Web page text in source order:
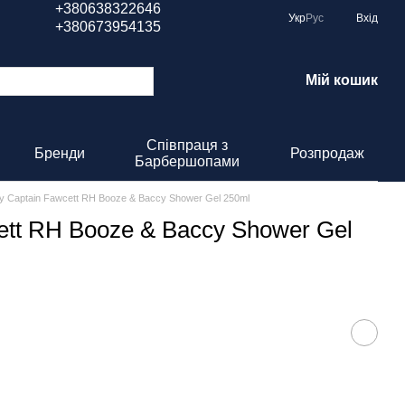
+380638322646
+380673954135
УкрРус Вхід
Мій кошик
Бренди
Співпраця з
Барбершопами
Розпродаж
Captain Fawcett RH Booze & Baccy Shower Gel 250ml
RH Booze & Baccy Shower Gel